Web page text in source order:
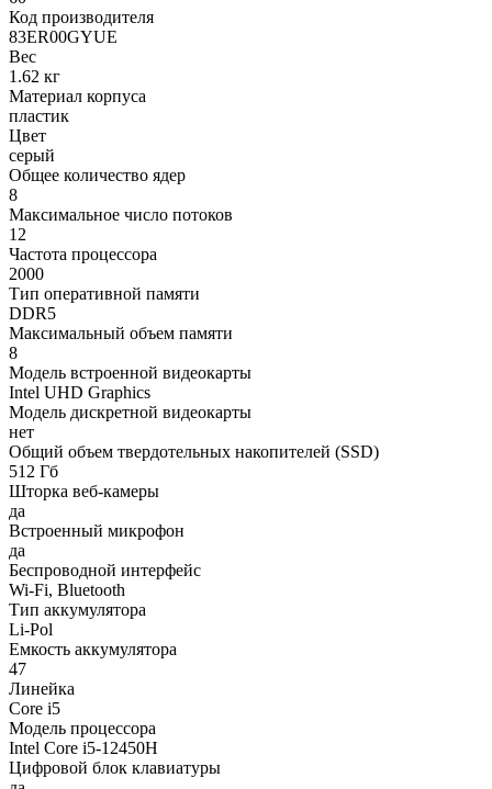
Код производителя
83ER00GYUE
Вес
1.62 кг
Материал корпуса
пластик
Цвет
серый
Общее количество ядер
8
Максимальное число потоков
12
Частота процессора
2000
Тип оперативной памяти
DDR5
Максимальный объем памяти
8
Модель встроенной видеокарты
Intel UHD Graphics
Модель дискретной видеокарты
нет
Общий объем твердотельных накопителей (SSD)
512 Гб
Шторка веб-камеры
да
Встроенный микрофон
да
Беспроводной интерфейс
Wi-Fi, Bluetooth
Тип аккумулятора
Li-Pol
Емкость аккумулятора
47
Линейка
Core i5
Модель процессора
Intel Core i5-12450H
Цифровой блок клавиатуры